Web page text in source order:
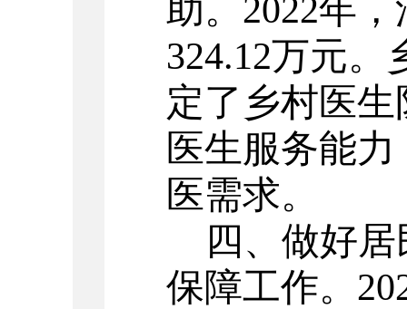
助。 2022年，
324.12万元。
定了乡村医
医生服务能
医需求。
四、做好
保障工作。